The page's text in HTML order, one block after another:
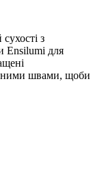
з
Ensilumi для
швами, щоби